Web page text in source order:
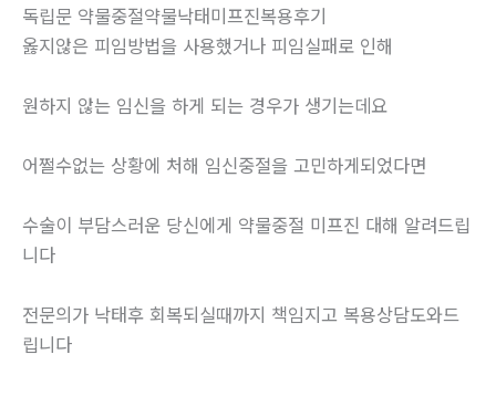
독립문 약물중절약물낙태미프진복용후기
옳지않은 피임방법을 사용했거나 피임실패로 인해
원하지 않는 임신을 하게 되는 경우가 생기는데요
어쩔수없는 상황에 처해 임신중절을 고민하게되었다면
수술이 부담스러운 당신에게 약물중절 미프진 대해 알려드립
니다
전문의가 낙태후 회복되실때까지 책임지고 복용상담도와드
립니다